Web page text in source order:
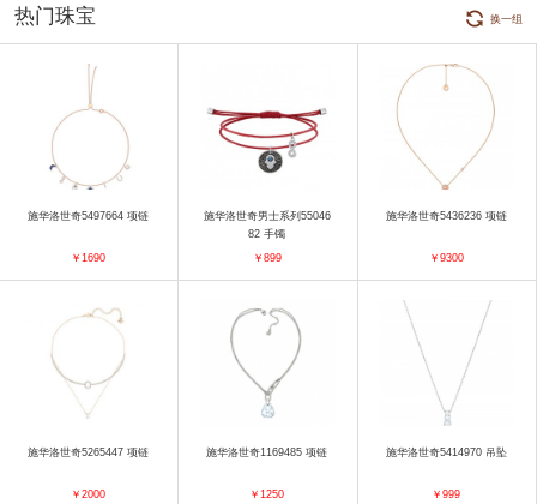
热门珠宝 换一组
施华洛世奇5497664 项链
￥1690
施华洛世奇男士系列55046
82 手镯
￥899
施华洛世奇5436236 项链
￥9300
施华洛世奇5265447 项链
￥2000
施华洛世奇1169485 项链
￥1250
施华洛世奇5414970 吊坠
￥999